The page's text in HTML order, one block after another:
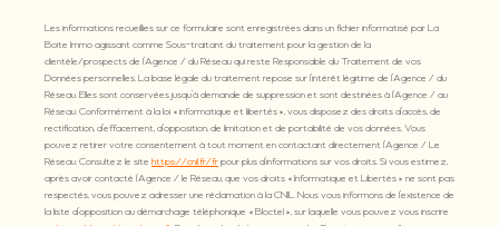
Les informations recueillies sur ce formulaire sont enregistrées dans un fichier informatisé par La
Boite Immo agissant comme Sous-traitant du traitement pour la gestion de la
clientèle/prospects de l'Agence / du Réseau qui reste Responsable du Traitement de vos
Données personnelles. La base légale du traitement repose sur l'intérêt légitime de l'Agence / du
Réseau. Elles sont conservées jusqu'à demande de suppression et sont destinées à l'Agence / au
Réseau. Conformément à la loi « informatique et libertés », vous disposez des droits d’accès, de
rectification, d’effacement, d’opposition, de limitation et de portabilité de vos données. Vous
pouvez retirer votre consentement à tout moment en contactant directement l’Agence / Le
Réseau. Consultez le site https://cnil.fr/frpour plus d’informations sur vos droits. Si vous estimez,
après avoir contacté l'Agence / le Réseau, que vos droits « Informatique et Libertés » ne sont pas
respectés, vous pouvez adresser une réclamation à la CNIL. Nous vous informons de l’existence de
la liste d'opposition au démarchage téléphonique « Bloctel », sur laquelle vous pouvez vous inscrire